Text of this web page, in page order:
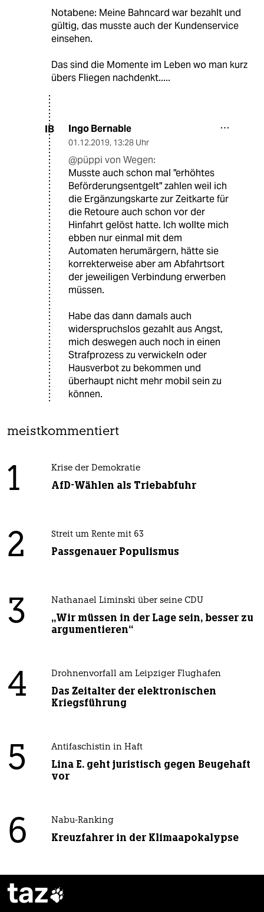
Notabene: Meine Bahncard war bezahlt und
gültig, das musste auch der Kundenservice
einsehen.
Das sind die Momente im Leben wo man kurz
übers Fliegen nachdenkt.....
IB Ingo Bernable
01.12.2019, 13:28 Uhr
@püppi von Wegen:
Musste auch schon mal "erhöhtes
Beförderungsentgelt" zahlen weil ich
die Ergänzungskarte zur Zeitkarte für
die Retoure auch schon vor der
Hinfahrt gelöst hatte. Ich wollte mich
ebben nur einmal mit dem
Automaten herumärgern, hätte sie
korrekterweise aber am Abfahrtsort
der jeweiligen Verbindung erwerben
müssen.
Habe das dann damals auch
widerspruchslos gezahlt aus Angst,
mich deswegen auch noch in einen
Strafprozess zu verwickeln oder
Hausverbot zu bekommen und
überhaupt nicht mehr mobil sein zu
können.
meistkommentiert
1 Krise der Demokratie
AfD-Wählen als Triebabfuhr
2 Streit um Rente mit 63
Passgenauer Populismus
3 Nathanael Liminski über seine CDU
„Wir müssen in der Lage sein, besser zu
argumentieren“
4 Drohnenvorfall am Leipziger Flughafen
Das Zeitalter der elektronischen
Kriegsführung
5 Antifaschistin in Haft
Lina E. geht juristisch gegen Beugehaft
vor
6 Nabu-Ranking
Kreuzfahrer in der Klimaapokalypse
taz